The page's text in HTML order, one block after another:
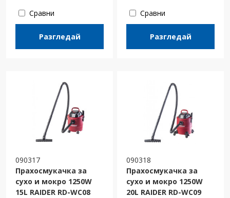
Сравни
Разгледай
Сравни
Разгледай
090317
Прахосмукачка за
сухо и мокро 1250W
15L RAIDER RD-WC08
090318
Прахосмукачка за
сухо и мокро 1250W
20L RAIDER RD-WC09